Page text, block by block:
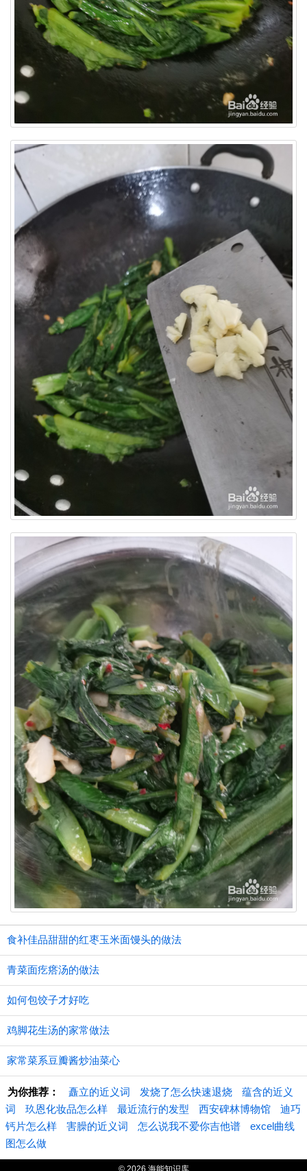
食补佳品甜甜的红枣玉米面馒头的做法
青菜面疙瘩汤的做法
如何包饺子才好吃
鸡脚花生汤的家常做法
家常菜系豆瓣酱炒油菜心
为你推荐： 矗立的近义词 发烧了怎么快速退烧
蕴含的近义
词
玖恩化妆品怎么样 最近流行的发型 西安碑林博物馆
迪巧
钙片怎么样
害臊的近义词 怎么说我不爱你吉他谱
excel曲线
图怎么做
© 2026 海能知识库